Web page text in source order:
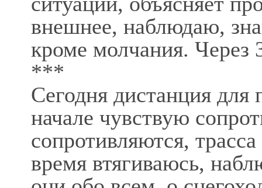
внешнее, наблюдаю,
кроме молчания. Через
***
Сегодня дистанция
начале чувствую
сопротивляются,
время втягиваюсь,